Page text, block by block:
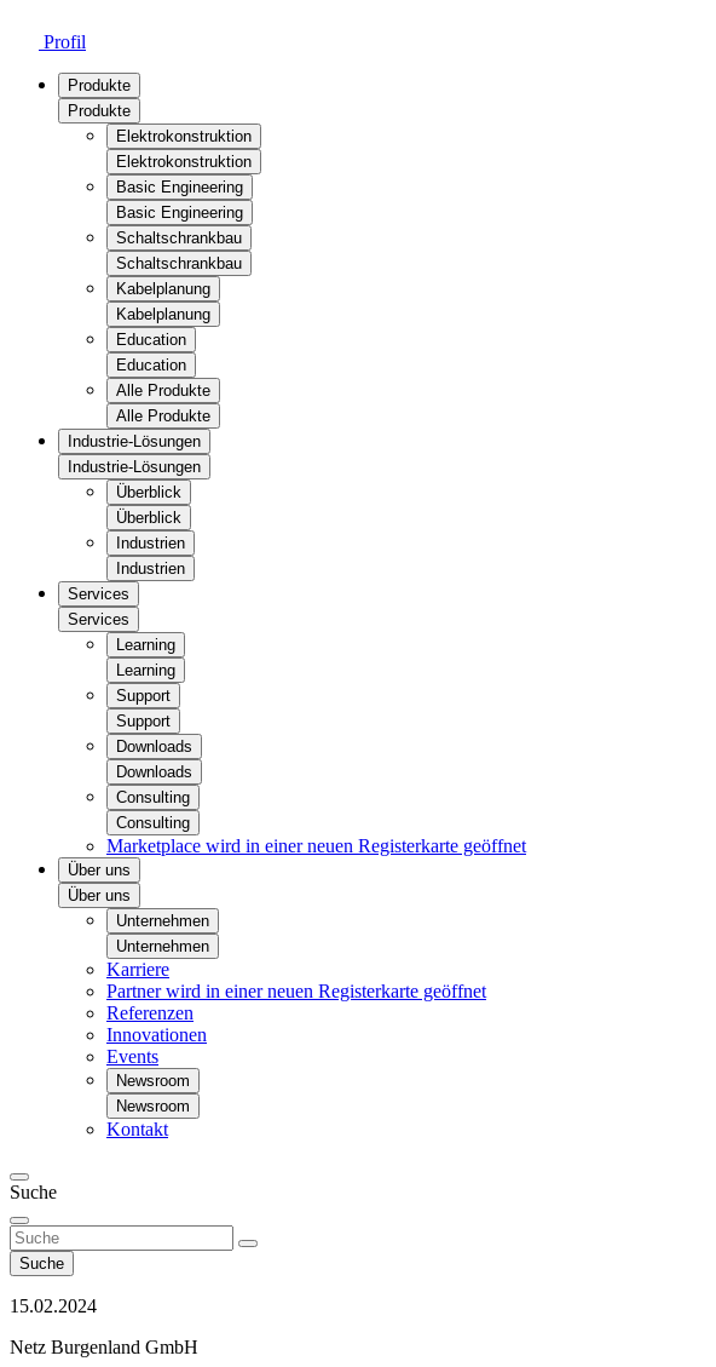
Profil
Produkte
Produkte
Elektrokonstruktion
Elektrokonstruktion
Basic Engineering
Basic Engineering
Schaltschrankbau
Schaltschrankbau
Kabelplanung
Kabelplanung
Education
Education
Alle Produkte
Alle Produkte
Industrie-Lösungen
Industrie-Lösungen
Überblick
Überblick
Industrien
Industrien
Services
Services
Learning
Learning
Support
Support
Downloads
Downloads
Consulting
Consulting
Marketplace wird in einer neuen Registerkarte geöffnet
Über uns
Über uns
Unternehmen
Unternehmen
Karriere
Partnerwird in einer neuen Registerkarte geöffnet
Referenzen
Innovationen
Events
Newsroom
Newsroom
Kontakt
Suche
Suche
15.02.2024
Netz Burgenland GmbH